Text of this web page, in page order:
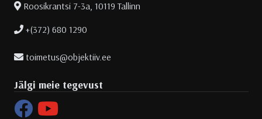
Roosikrantsi 7-3a, 10119 Tallinn
+(372) 680 1290
toimetus@objektiiv.ee
Jälgi meie tegevust